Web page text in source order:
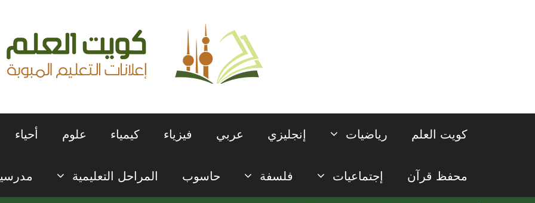
كويت العلم رياضيات إنجليزي عربي فيزياء كيمياء علوم أحياء
محفظ قرآن إجتماعيات فلسفة حاسوب المراحل التعليمية